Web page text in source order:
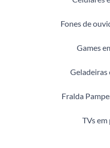
Fones de
Games
Geladeiras
Fralda
TVs